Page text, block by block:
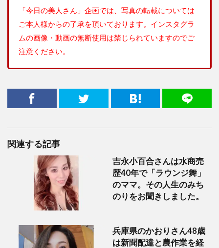
「今日の美人さん」企画では、写真の転載については
ご本人様からの了承を頂いております。インスタグラ
ムの画像・動画の無断使用は禁じられていますのでご
注意ください。
関連する記事
吉永小百合さんは水商売
歴40年で「ラウンジ舞」
のママ。その人生のみち
のりをお聞きしました。
兵庫県のかおりさん48歳
は新聞配達と農作業を経